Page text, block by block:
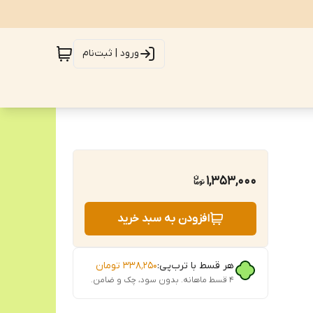
ورود | ثبت‌نام
1,353,000
افزودن به سبد خرید
هر قسط با ترب‌پی:۳۳۸٬۲۵۰ تومان
۴ قسط ماهانه. بدون سود، چک و ضامن.